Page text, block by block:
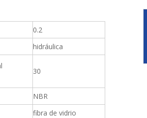
0.2
hidráulica
30
NBR
fibra de vidrio